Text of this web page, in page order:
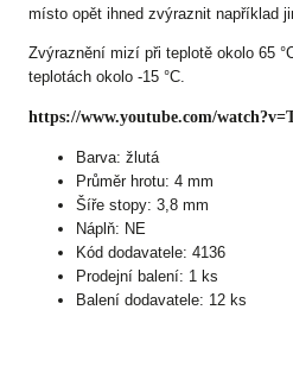
místo opět ihned zvýraznit například
Zvýraznění mizí při teplotě okolo 65
teplotách okolo -15 °C.
https://www.youtube.com/
Barva: žlutá
Průměr hrotu: 4 mm
Šíře stopy: 3,8 mm
Náplň: NE
Kód dodavatele: 4136
Prodejní balení: 1 ks
Balení dodavatele: 12 ks